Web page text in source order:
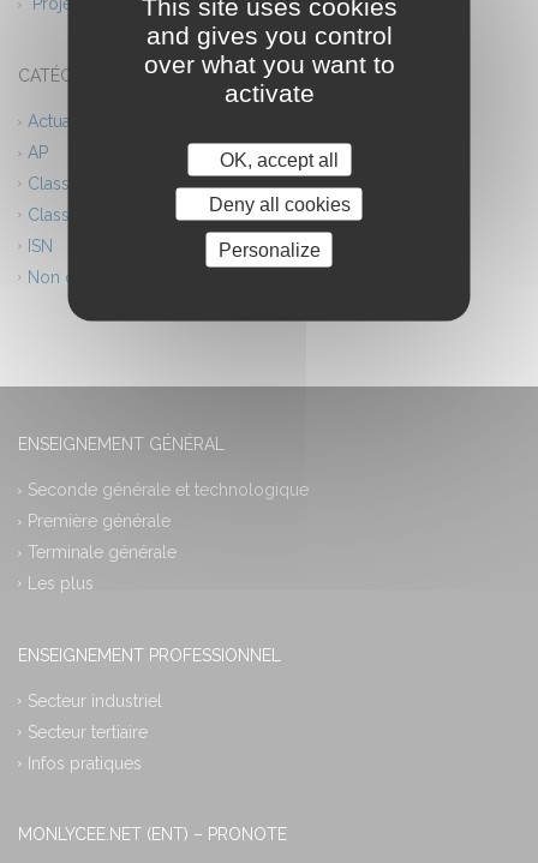
Projet théâtre
CATÉGORIES
Actualités
AP
Classes européennes
Classes innovantes
ISN
Non classé
ENSEIGNEMENT GÉNÉRAL
Seconde générale et technologique
Première générale
Terminale générale
Les plus
ENSEIGNEMENT PROFESSIONNEL
Secteur industriel
Secteur tertiaire
Infos pratiques
MONLYCEE.NET (ENT) – PRONOTE
This site uses cookies
and gives you control
over what you want to
activate
OK, accept all
Deny all cookies
Personalize